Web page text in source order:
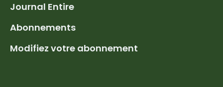
Journal Entire
Abonnements
Modifiez votre abonnement